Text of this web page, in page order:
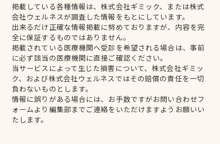
掲載している各種情報は、株式会社ギミック、または株式
会社ウェルネスが調査した情報をもとにしています。
出来るだけ正確な情報掲載に努めておりますが、内容を完
全に保証するものではありません。
掲載されている医療機関へ受診を希望される場合は、事前
に必ず該当の医療機関に直接ご確認ください。
当サービスによって生じた損害について、株式会社ギミッ
ク、および株式会社ウェルネスではその賠償の責任を一切
負わないものとします。
情報に誤りがある場合には、お手数ですがお問い合わせフ
ォームより編集部までご連絡をいただけますようお願いい
たします。